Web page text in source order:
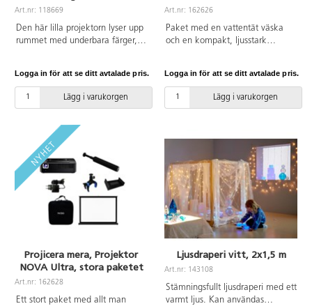
Art.nr: 118669
Den här lilla projektorn lyser upp
rummet med underbara färger,
mobiltelefon, dator, lärplatta eller
spela musikfiler från ett TF-kort.
4 förinställda ljudlägen och 7
via USB-kabel. Mått:
12,6x12,6x10,5 cm.
Logga in för att se ditt avtalade pris.
Lägg i varukorgen
Art.nr: 162626
Paket med en vattentät väska
och en kompakt, ljusstark
upplösning på vilken yta som
helst, både inomhus och
utomhus. Styrs via fjärrkontroll
till tusentals appar. Enheten har
även en USB-ingång som gör det
möjligt att ansluta USB-minnen
och externa hårddiskar för snabb
filhantering. Har plats för ett
micro SD-kort och HDMI-ingång.
Inbyggt batteri med två timmars
batteritid. Innehåller: projektor,
tripodstativ, strömkablar, en
fjärrkontroll och en
vattenavvisande väska för att
projektorn med tillbehör.
Logga in för att se ditt avtalade pris.
Lägg i varukorgen
Projicera mera, Projektor
NOVA Ultra, stora paketet
Art.nr: 162628
Ett stort paket med allt man
Ljusdraperi vitt, 2x1,5 m
Art.nr: 143108
Stämningsfullt ljusdraperi med ett
varmt ljus. Kan användas